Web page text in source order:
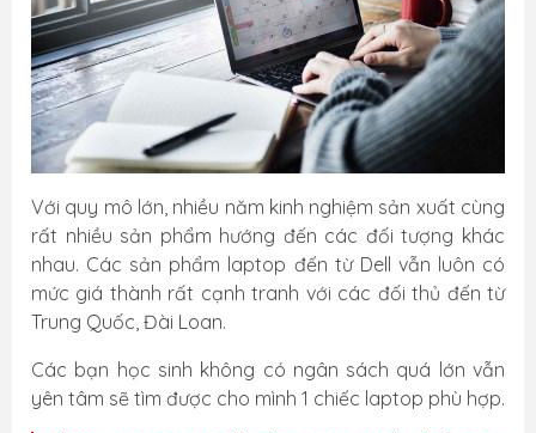
Với quy mô lớn, nhiều năm kinh nghiệm sản xuất cùng
rất nhiều sản phẩm hướng đến các đối tượng khác
nhau. Các sản phẩm laptop đến từ Dell vẫn luôn có
mức giá thành rất cạnh tranh với các đối thủ đến từ
Trung Quốc, Đài Loan.
Các bạn học sinh không có ngân sách quá lớn vẫn
yên tâm sẽ tìm được cho mình 1 chiếc laptop phù hợp.